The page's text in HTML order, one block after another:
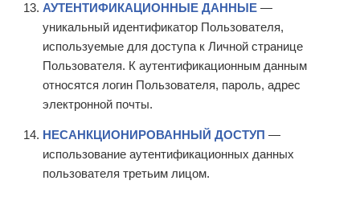
АУТЕНТИФИКАЦИОННЫЕ ДАННЫЕ —
уникальный идентификатор Пользователя,
используемые для доступа к Личной странице
Пользователя. К аутентификационным данным
относятся логин Пользователя, пароль, адрес
электронной почты.
НЕСАНКЦИОНИРОВАННЫЙ ДОСТУП —
использование аутентификационных данных
пользователя третьим лицом.